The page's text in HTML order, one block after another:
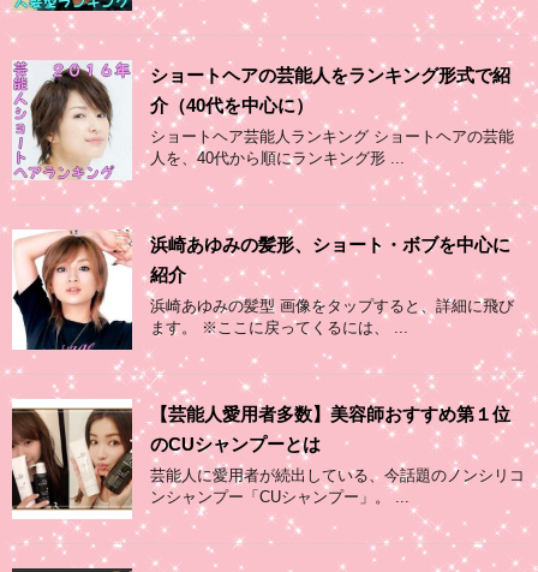
ショートヘアの芸能人をランキング形式で紹
介（40代を中心に）
ショートヘア芸能人ランキング ショートヘアの芸能
人を、40代から順にランキング形 ...
浜崎あゆみの髪形、ショート・ボブを中心に
紹介
浜崎あゆみの髪型 画像をタップすると、詳細に飛び
ます。 ※ここに戻ってくるには、 ...
【芸能人愛用者多数】美容師おすすめ第１位
のCUシャンプーとは
芸能人に愛用者が続出している、今話題のノンシリコ
ンシャンプー「CUシャンプー」。 ...